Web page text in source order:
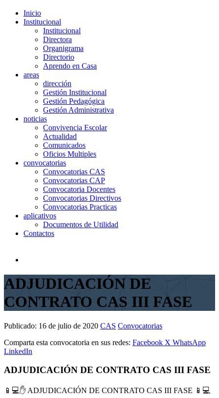
Inicio
Institucional
Institucional
Directora
Organigrama
Directorio
Aprendo en Casa
areas
dirección
Gestión Institucional
Gestión Pedagógica
Gestión Administrativa
noticias
Convivencia Escolar
Actualidad
Comunicados
Oficios Multiples
convocatorias
Convocatorias CAS
Convocatorias CAP
Convocatoria Docentes
Convocatorias Directivos
Convocatorias Practicas
aplicativos
Documentos de Utilidad
Contactos
ADJUDICACIÓN DE
CONTRATO CAS III FASE
Publicado: 16 de julio de 2020 CAS Convocatorias
Comparta esta convocatoria en sus redes: Facebook X WhatsApp
LinkedIn
ADJUDICACIÓN DE CONTRATO CAS III FASE
📱 💻✋ ADJUDICACIÓN DE CONTRATO CAS III FASE 📱 💻